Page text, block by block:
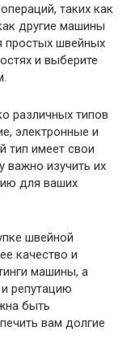
таких как
другие машины
простых швейных
и выберите
различных типов
электронные и
тип имеет свои
важно изучить их
для ваших
швейной
качество и
машины, а
репутацию
быть
вам долгие